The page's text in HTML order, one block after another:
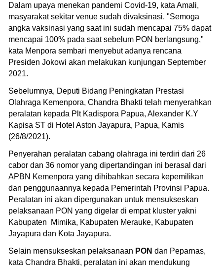
Dalam upaya menekan pandemi Covid-19, kata Amali,
masyarakat sekitar venue sudah divaksinasi. "Semoga
angka vaksinasi yang saat ini sudah mencapai 75% dapat
mencapai 100% pada saat sebelum PON berlangsung,"
kata Menpora sembari menyebut adanya rencana
Presiden Jokowi akan melakukan kunjungan September
2021.
Sebelumnya, Deputi Bidang Peningkatan Prestasi
Olahraga Kemenpora, Chandra Bhakti telah menyerahkan
peralatan kepada Plt Kadispora Papua, Alexander K.Y
Kapisa ST di Hotel Aston Jayapura, Papua, Kamis
(26/8/2021).
Penyerahan peralatan cabang olahraga ini terdiri dari 26
cabor dan 36 nomor yang dipertandingan ini berasal dari
APBN Kemenpora yang dihibahkan secara kepemilikan
dan penggunaannya kepada Pemerintah Provinsi Papua.
Peralatan ini akan dipergunakan untuk mensukseskan
pelaksanaan PON yang digelar di empat kluster yakni
Kabupaten Mimika, Kabupaten Merauke, Kabupaten
Jayapura dan Kota Jayapura.
Selain mensukseskan pelaksanaan PON dan Peparnas,
kata Chandra Bhakti, peralatan ini akan mendukung